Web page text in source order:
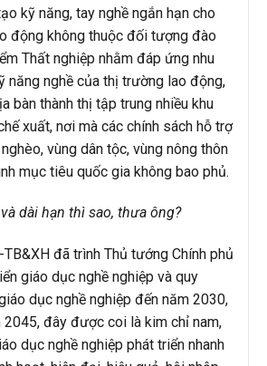
kỹ năng, tay nghề ngắn hạn cho
động không thuộc đối tượng đào
Thất nghiệp nhằm đáp ứng nhu
năng nghề của thị trường lao động,
bàn thành thị tập trung nhiều khu
xuất, nơi mà các chính sách hỗ trợ
vùng dân tộc, vùng nông thôn
mục tiêu quốc gia không bao phủ.
dài hạn thì sao, thưa ông?
đã trình Thủ tướng Chính phủ
giáo dục nghề nghiệp và quy
dục nghề nghiệp đến năm 2030,
2045, đây được coi là kim chỉ nam,
dục nghề nghiệp phát triển nhanh